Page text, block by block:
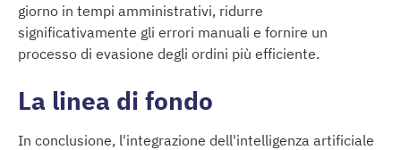
giorno in tempi amministrativi, ridurre
significativamente gli errori manuali e fornire un
processo di evasione degli ordini più efficiente.
La linea di fondo
In conclusione, l'integrazione dell'intelligenza artificiale